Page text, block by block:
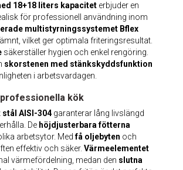
18+18 liters kapacitet erbjuder en
för professionell användning inom
multistyrningssystemet Bflex
vilket ger optimala friteringsresultat.
säkerställer hygien och enkel rengöring.
skorstenen med stänkskyddsfunktion
i arbetsvardagen.
kök
AISI-304garanterar lång livslängd
De höjdjusterbara fötterna
arbetsytor. Medfå oljebyten och
effektiv och säker. Värmeelementet
värmefördelning, medan den slutna